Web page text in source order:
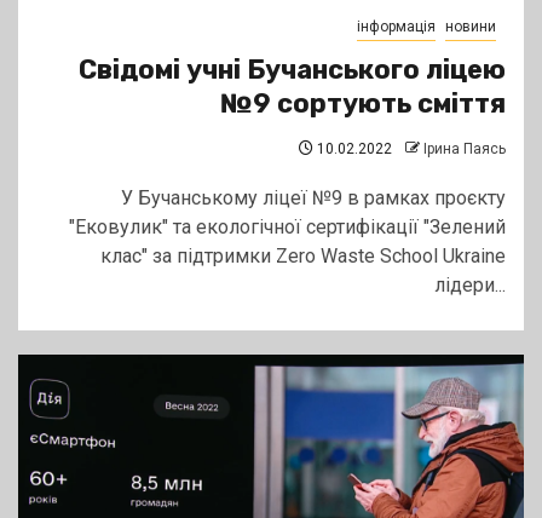
інформація новини
Свідомі учні Бучанського ліцею
№9 сортують сміття
10.02.2022 Ірина Паясь
У Бучанському ліцеї №9 в рамках проєкту
"Ековулик" та екологічної сертифікації "Зелений
клас" за підтримки Zero Waste School Ukraine
лідери...